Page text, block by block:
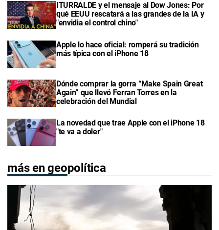
ITURRALDE y el mensaje al Dow Jones: Por
qué EEUU rescatará a las grandes de la IA y
"envidia el control chino"
Apple lo hace oficial: romperá su tradición
más típica con el iPhone 18
Dónde comprar la gorra “Make Spain Great
Again” que llevó Ferran Torres en la
celebración del Mundial
La novedad que trae Apple con el iPhone 18
"te va a doler"
más en geopolítica